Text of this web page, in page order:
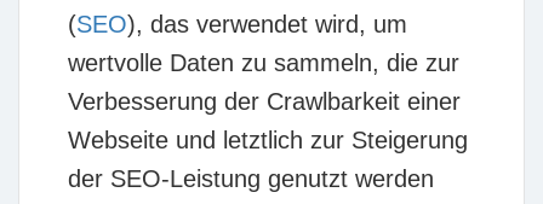
(SEO), das verwendet wird, um
wertvolle Daten zu sammeln, die zur
Verbesserung der Crawlbarkeit einer
Webseite und letztlich zur Steigerung
der SEO-Leistung genutzt werden